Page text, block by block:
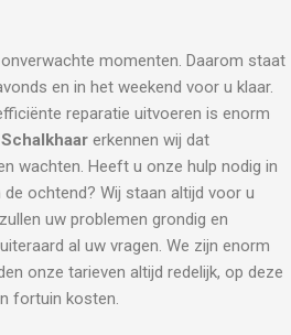
momenten. Daarom staat
en in het weekend voor u klaar.
reparatie uitvoeren is enorm
erkennen wij dat
wachten. Heeft u onze hulp nodig in
ochtend? Wij staan altijd voor u
zullen uw problemen grondig en
al uw vragen. We zijn enorm
onze tarieven altijd redelijk, op deze
fortuin kosten.